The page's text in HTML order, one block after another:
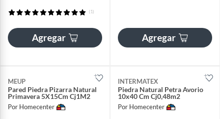
(1)
Agregar Agregar
MEUP
Pared Piedra Pizarra Natural
Primavera 5X15Cm Cj1M2
Por Homecenter
INTERMATEX
Piedra Natural Petra Avorio
10x40 Cm Cj0,48m2
Por Homecenter